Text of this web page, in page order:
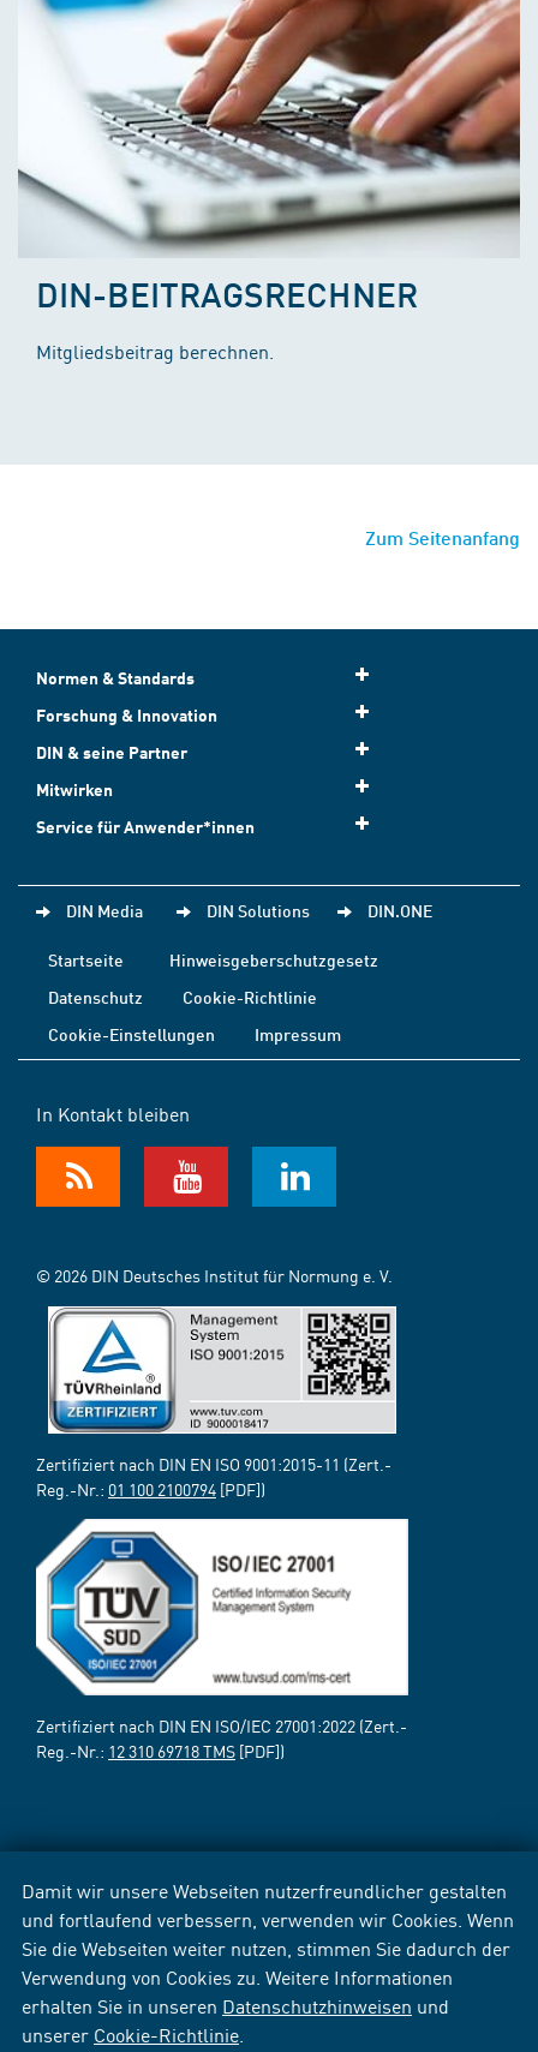
Damit wir unsere Webseiten nutzerfreundlicher gestalten
und fortlaufend verbessern, verwenden wir Cookies. Wenn
Sie die Webseiten weiter nutzen, stimmen Sie dadurch der
Verwendung von Cookies zu. Weitere Informationen
erhalten Sie in unseren Datenschutzhinweisen und
unserer Cookie-Richtlinie
DIN-BEITRAGSRECHNER
Mitgliedsbeitrag berechnen.
Zum Seitenanfang
Normen & Standards
Forschung & Innovation
DIN & seine Partner
Mitwirken
Service für Anwender*innen
DIN Media DIN Solutions DIN.ONE
Startseite
Hinweisgeberschutzgesetz
Datenschutz
Cookie-Richtlinie
Cookie-Einstellungen
Impressum
In Kontakt bleiben
© 2026 DIN Deutsches Institut für Normung e. V.
Zertifiziert nach DIN EN ISO 9001:2015-11 (Zert.-
Reg.-Nr.: 01 100 2100794 [PDF])
Zertifiziert nach DIN EN ISO/IEC 27001:2022 (Zert.-
Reg.-Nr.: 12 310 69718 TMS [PDF])